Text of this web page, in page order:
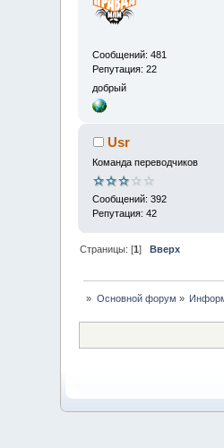
Сообщений: 481
Репутация: 22
добрый
Usr
Команда переводчиков
Сообщений: 392
Репутация: 42
Страницы: [1]Вверх
» Основной форум »